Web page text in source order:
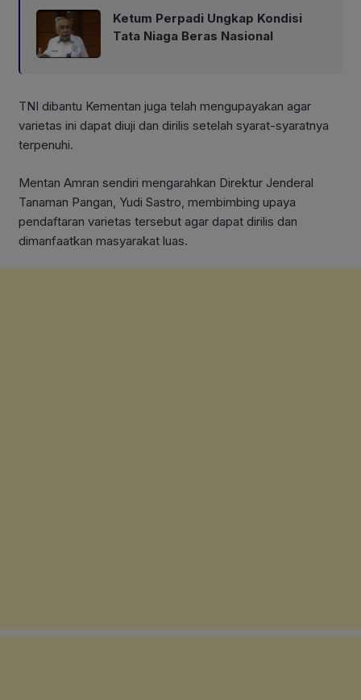
Ketum Perpadi Ungkap Kondisi
Tata Niaga Beras Nasional
TNI dibantu Kementan juga telah mengupayakan agar
varietas ini dapat diuji dan dirilis setelah syarat-syaratnya
terpenuhi.
Mentan Amran sendiri mengarahkan Direktur Jenderal
Tanaman Pangan, Yudi Sastro, membimbing upaya
pendaftaran varietas tersebut agar dapat dirilis dan
dimanfaatkan masyarakat luas.